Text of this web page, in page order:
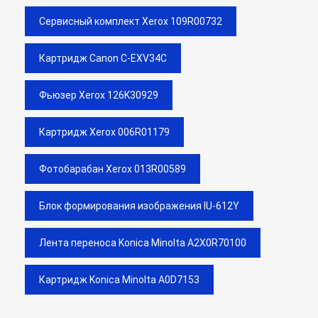
Сервисный комплект Xerox 109R00732
Картридж Canon C-EXV34C
Фьюзер Xerox 126K30929
Картридж Xerox 006R01179
Фотобарабан Xerox 013R00589
Блок формирования изображения IU-612Y
Лента переноса Konica Minolta A2X0R70100
Картридж Konica Minolta A0D7153